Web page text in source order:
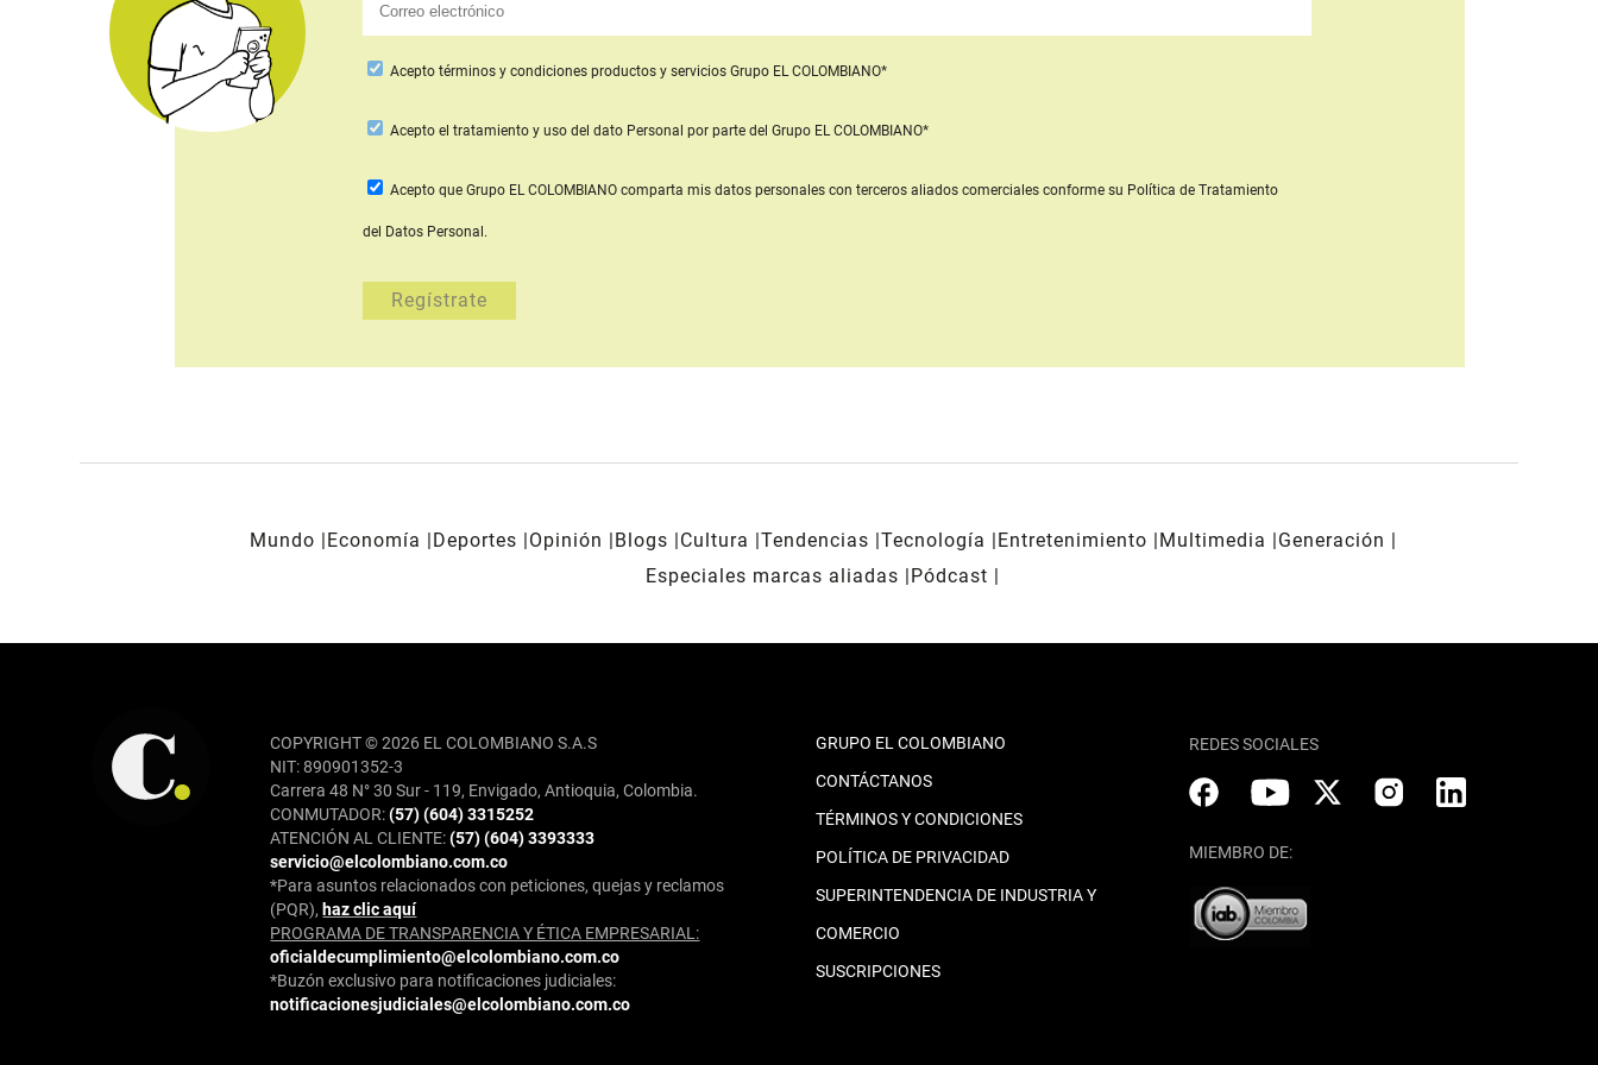
Acepto términos y condiciones productos y servicios Grupo EL COLOMBIANO*
Aceptoel tratamiento y uso del dato Personal por parte del Grupo EL COLOMBIANO*
Acepto que Grupo EL COLOMBIANO comparta mis datos personales con terceros aliados comercialesconforme su Política de Tratamiento
del Datos Personal.
Mundo Economía Deportes Opinión Blogs Cultura Tendencias Tecnología Entretenimiento Multimedia
Generación
Especiales marcas aliadas
Pódcast
COPYRIGHT © 2026 EL COLOMBIANO S.A.S
NIT: 890901352-3
Carrera 48 N° 30 Sur - 119, Envigado, Antioquia, Colombia.
CONMUTADOR:(57) (604) 3315252
ATENCIÓN AL CLIENTE:(57) (604) 3393333
servicio@elcolombiano.com.co
*Para asuntos relacionados con peticiones, quejas y reclamos
(PQR), haz clic aquí
PROGRAMA DE TRANSPARENCIA Y ÉTICA EMPRESARIAL:
oficialdecumplimiento@elcolombiano.com.co
*Buzón exclusivo para notificaciones judiciales:
notificacionesjudiciales@elcolombiano.com.co
GRUPO EL COLOMBIANO
CONTÁCTANOS
TÉRMINOS Y CONDICIONES
POLÍTICA DE PRIVACIDAD
SUPERINTENDENCIA DE INDUSTRIA Y
COMERCIO
SUSCRIPCIONES
REDES SOCIALES
MIEMBRO DE: